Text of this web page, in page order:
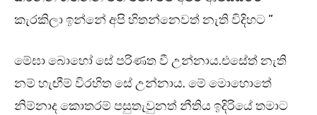
කැරකිලා ඉන්නේ අපි හිතන්නෙවත් නැති විදිහට ”
මේඝා බොහෝ සේ පරිණත වී උන්නාය.එසේත් නැති
නම් හැඟීම් විරහිත සේ උන්නාය. මේ මොහොතේ
නිම්නාද කොතරම් පසුතැවුනත් නීතිය ඉදිරියේ තමාට